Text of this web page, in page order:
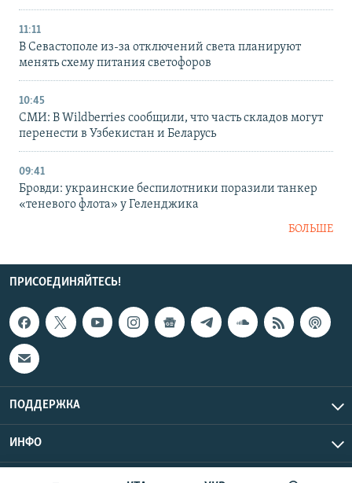
11:11
В Севастополе из-за отключений света планируют
менять схему питания светофоров
10:45
СМИ: В Wildberries сообщили, что часть складов могут
перенести в Узбекистан и Беларусь
09:41
Бровди: украинские беспилотники поразили танкер
«теневого флота» у Геленджика
БОЛЬШЕ
ПРИСОЕДИНЯЙТЕСЬ!
ПОДДЕРЖКА
ИНФО